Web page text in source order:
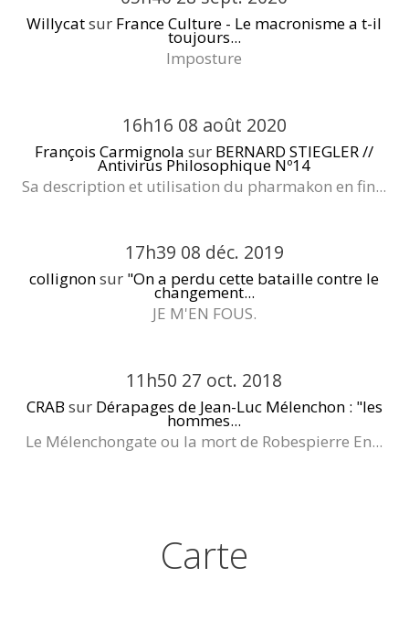
Willycatsur France Culture - Le macronisme a t-il
toujours...
Imposture
16h16 08 août 2020
François Carmignola sur BERNARD STIEGLER //
Antivirus Philosophique Nº14
Sa description et utilisation du pharmakon en fin...
17h39 08 déc. 2019
collignonsur "On a perdu cette bataille contre le
changement...
JE M'EN FOUS.
11h50 27 oct. 2018
CRAB sur Dérapages de Jean-Luc Mélenchon : "les
hommes...
Le Mélenchongate ou la mort de Robespierre En...
Carte